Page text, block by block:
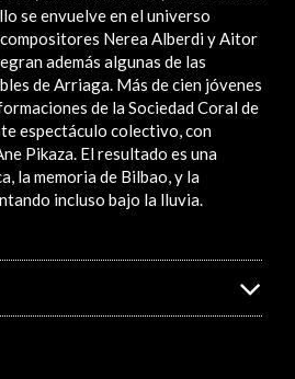
se envuelve en el universo
Nerea Alberdi y Aitor
además algunas de las
de Arriaga. Más de cien jóvenes
de la Sociedad Coral de
espectáculo colectivo, con
Pikaza. El resultado es una
la memoria de Bilbao, y la
incluso bajo la lluvia.